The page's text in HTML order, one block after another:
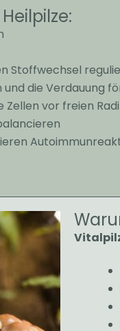
Stoffwechsel
die Verdauung
Zellen vor freien